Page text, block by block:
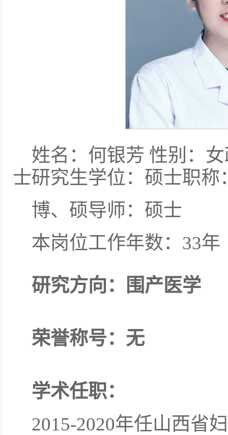
姓名：何银芳 性别：
士研究生学位：硕士职称
博、硕导师：硕士
本岗位工作年数：33年
研究方向：围产医学
荣誉称号：无
学术任职：
2015-2020年任山西省